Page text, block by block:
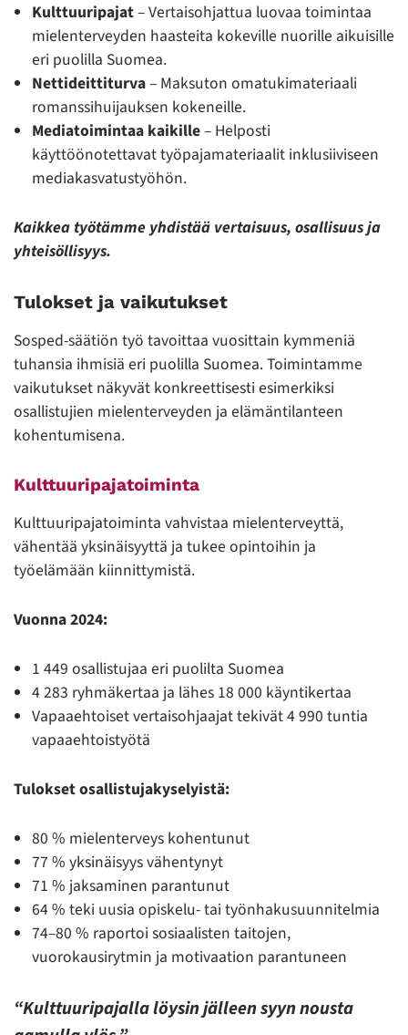
Kulttuuripajat– Vertaisohjattua luovaa toimintaa
mielenterveyden haasteita kokeville nuorille aikuisille
eri puolilla Suomea.
Nettideittiturva– Maksuton omatukimateriaali
romanssihuijauksen kokeneille.
Mediatoimintaa kaikille– Helposti
käyttöönotettavat työpajamateriaalit inklusiiviseen
mediakasvatustyöhön.
Kaikkea työtämme yhdistää vertaisuus, osallisuus ja
yhteisöllisyys.
Tulokset ja vaikutukset
Sosped-säätiön työ tavoittaa vuosittain kymmeniä
tuhansia ihmisiä eri puolilla Suomea. Toimintamme
vaikutukset näkyvät konkreettisesti esimerkiksi
osallistujien mielenterveyden ja elämäntilanteen
kohentumisena.
Kulttuuripajatoiminta
Kulttuuripajatoiminta vahvistaa mielenterveyttä,
vähentää yksinäisyyttä ja tukee opintoihin ja
työelämään kiinnittymistä.
Vuonna 2024:
1 449 osallistujaa eri puolilta Suomea
4 283 ryhmäkertaa ja lähes 18 000 käyntikertaa
Vapaaehtoiset vertaisohjaajat tekivät 4 990 tuntia
vapaaehtoistyötä
Tulokset osallistujakyselyistä:
80 % mielenterveys kohentunut
77 % yksinäisyys vähentynyt
71 % jaksaminen parantunut
64 % teki uusia opiskelu- tai työnhakusuunnitelmia
74–80 % raportoi sosiaalisten taitojen,
vuorokausirytmin ja motivaation parantuneen
“Kulttuuripajalla löysin jälleen syyn nousta